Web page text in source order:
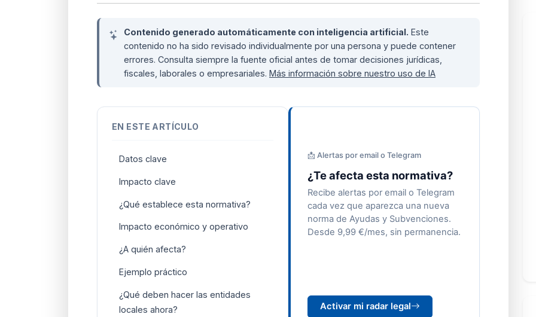
Contenido generado automáticamente con inteligencia artificial. Este
contenido no ha sido revisado individualmente por una persona y puede contener
errores. Consulta siempre la fuente oficial antes de tomar decisiones jurídicas,
fiscales, laborales o empresariales. Más información sobre nuestro uso de IA
EN ESTE ARTÍCULO
Datos clave
Impacto clave
¿Qué establece esta normativa?
Impacto económico y operativo
¿A quién afecta?
Ejemplo práctico
¿Qué deben hacer las entidades
locales ahora?
📩 Alertas por email o Telegram
¿Te afecta esta normativa?
Recibe alertas por email o Telegram
cada vez que aparezca una nueva
norma de Ayudas y Subvenciones.
Desde 9,99 €/mes, sin permanencia.
Activar mi radar legal